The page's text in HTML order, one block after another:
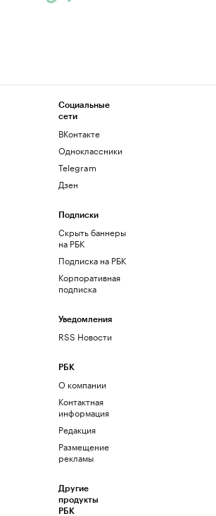
Социальные
сети
ВКонтакте
Одноклассники
Telegram
Дзен
Подписки
Скрыть баннеры
на РБК
Подписка на РБК
Корпоративная
подписка
Уведомления
RSS Новости
РБК
О компании
Контактная
информация
Редакция
Размещение
рекламы
Другие
продукты
РБК